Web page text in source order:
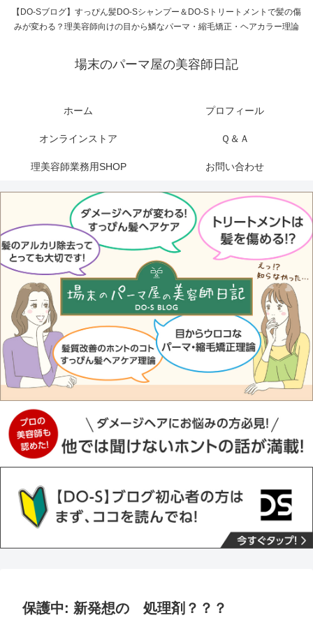
【DO-Sブログ】すっぴん髪DO-Sシャンプー＆DO-Sトリートメントで髪の傷
みが変わる？理美容師向けの目から鱗なパーマ・縮毛矯正・ヘアカラー理論
場末のパーマ屋の美容師日記
ホーム プロフィール
オンラインストア Ｑ＆Ａ
理美容師業務用SHOP お問い合わせ
保護中: 新発想の 処理剤？？？